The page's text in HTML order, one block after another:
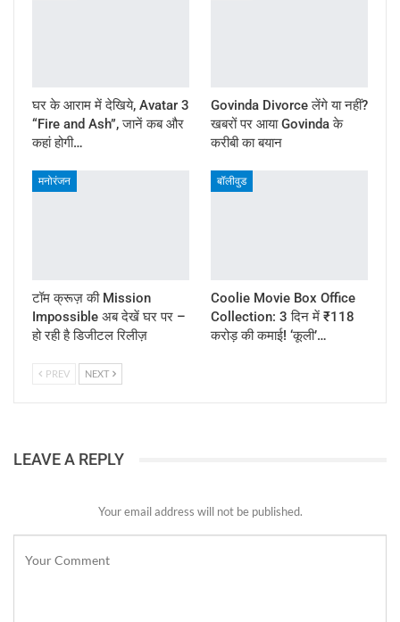
घर के आराम में देखिये, Avatar 3
“Fire and Ash”, जानें कब और
कहां होगी…
Govinda Divorce लेंगे या नहीं?
खबरों पर आया Govinda के
करीबी का बयान
मनोरंजन
टॉम क्रूज़ की Mission
Impossible अब देखें घर पर –
हो रही है डिजीटल रिलीज़
बॉलीवुड
Coolie Movie Box Office
Collection: 3 दिन में ₹118
करोड़ की कमाई! ‘कूली’…
PREV NEXT
LEAVE A REPLY
Your email address will not be published.